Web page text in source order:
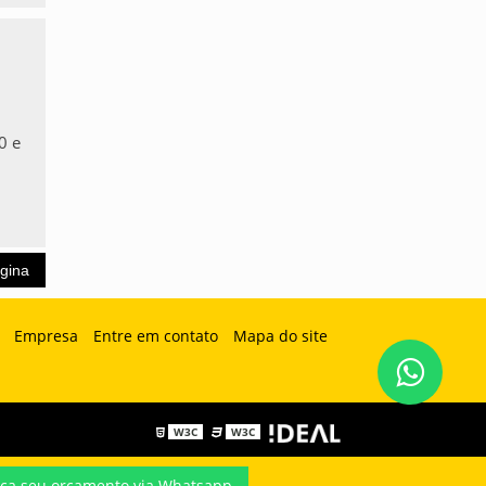
e
Empresa Entre em contato Mapa do site
W3C W3C